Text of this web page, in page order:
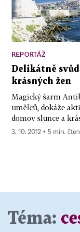
REPORTÁŽ
Delikátně
krásných žen
Magický šarm
umělců, dokáže
domov slunce a
3. 10. 2012 ▪ 5 min.
Téma: